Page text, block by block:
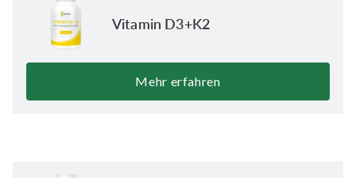
Vitamin D3+K2
Mehr erfahren